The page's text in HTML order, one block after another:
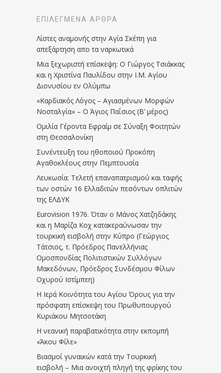
ΕΠΙΛΕΓΜΈΝΑ ΆΡΘΡΑ
Λίστες αναμονής στην Αγία Σκέπη για
απεξάρτηση απο τα ναρκωτικά
Μια ξεχωριστή επίσκεψη: Ο Γιώργος Τσιάκκας
και η Χριστίνα Παυλίδου στην Ι.Μ. Αγίου
Διονυσίου εν Ολύμπω
«Καρδιακός Λόγος – Αγιασμένων Μορφών
Νοσταλγία» – Ο Άγιος Παΐσιος (Β’ μέρος)
Ομιλία Γέροντα Εφραίμ σε Σύναξη Φοιτητών
στη Θεσσαλονίκη
Συνέντευξη του ηθοποιού Προκόπη
Αγαθοκλέους στην Πεμπτουσία
Λευκωσία: Τελετή επαναπατρισμού και ταφής
των οστών 16 Ελλαδιτών πεσόντων οπλιτών
της ΕΛΔΥΚ
Eurovision 1976. Όταν ο Μάνος Χατζηδάκης
και η Μαρίζα Κοχ κατακεραύνωσαν την
τουρκική εισβολή στην Κύπρο (Γεώργιος
Τάτσιος, τ. Πρόεδρος Πανελλήνιας
Ομοσπονδίας Πολιτιστικών Συλλόγων
Μακεδόνων, Πρόεδρος Συνδέσμου Φίλων
Οχυρού Ιστίμπεη)
Η Ιερά Κοινότητα του Αγίου Όρους για την
πρόσφατη επίσκεψη του Πρωθυπουργού
Κυριάκου Μητσοτάκη
Η νεανική παραβατικότητα στην εκπομπή
«Άκου Φίλε»
Βιασμοί γυναικών κατά την Τουρκική
εισβολή – Μια ανοιχτή πληγή της φρίκης του